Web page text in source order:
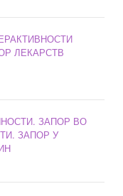
ЛЕКАРСТВ
ЗАПОР ВО
ЗАПОР У